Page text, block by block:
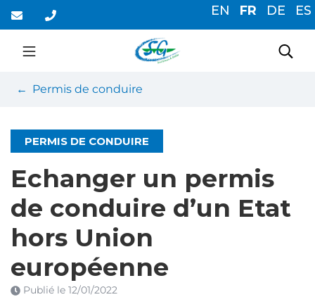
Aller
au
contenu
EN FR DE ES
Saint-Germain-du-
Permis de conduire
PERMIS DE CONDUIRE
Echanger un permis
de conduire d’un Etat
hors Union
européenne
Publié le 12/01/2022